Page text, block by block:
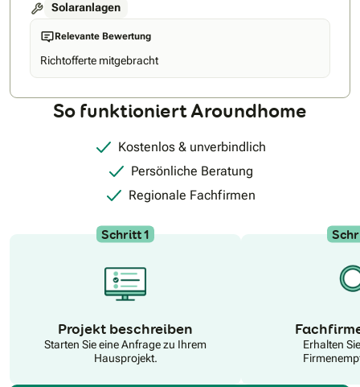
Solaranlagen
Relevante Bewertung
Richtofferte mitgebracht
So funktioniert Aroundhome
Kostenlos & unverbindlich
Persönliche Beratung
Regionale Fachfirmen
Schritt 1
Projekt beschreiben
Starten Sie eine Anfrage zu Ihrem
Hausprojekt.
Erhalten